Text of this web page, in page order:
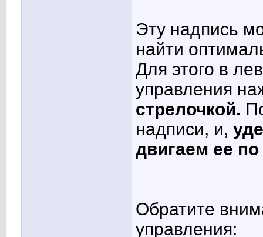
Эту надпись
найти
Для этого в
управления
стрелочкой.
надписи, и,
двигаем ее
Обратите
управления: